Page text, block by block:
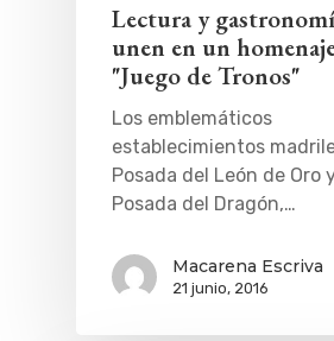
Lectura y
unen en un
"Juego de Tronos"
Los emblemáticos
establecimientos
Posada del León de Oro
Posada del Dragón,…
Macarena Escriva
21 junio, 2016